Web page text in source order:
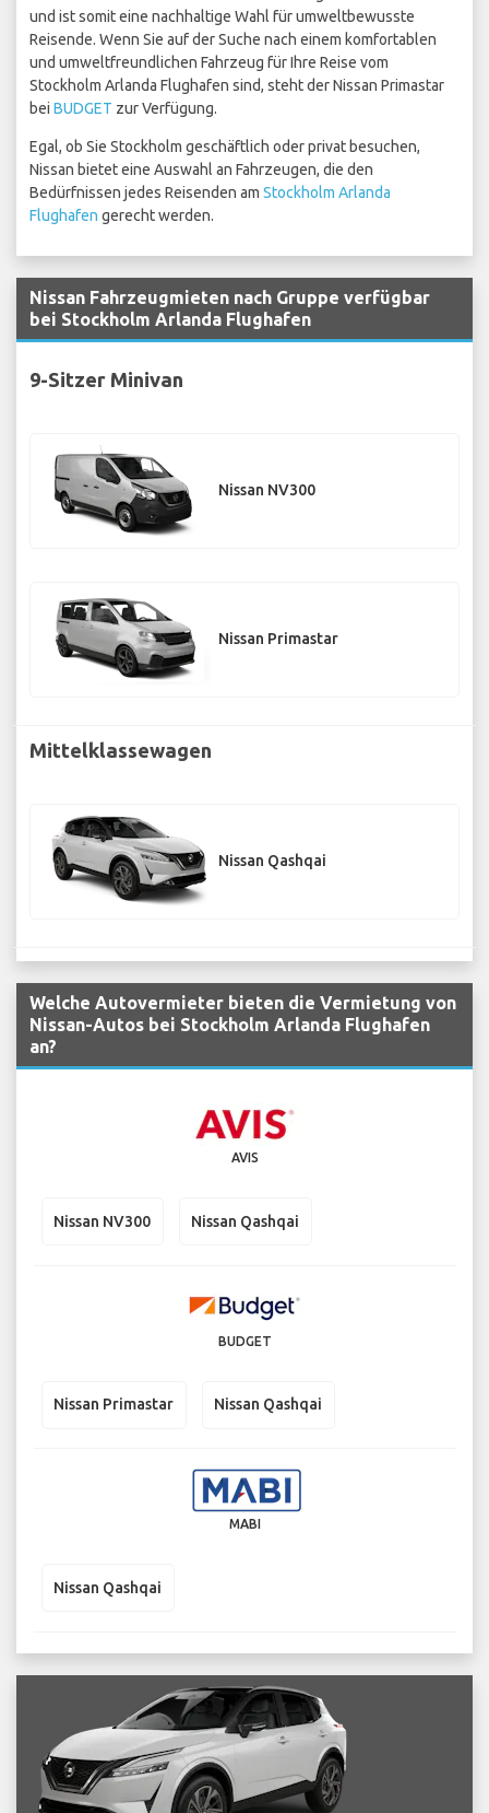
und ist somit eine nachhaltige Wahl für umweltbewusste
Reisende. Wenn Sie auf der Suche nach einem komfortablen
und umweltfreundlichen Fahrzeug für Ihre Reise vom
Stockholm Arlanda Flughafen sind, steht der Nissan Primastar
bei BUDGET zur Verfügung.
Egal, ob Sie Stockholm geschäftlich oder privat besuchen,
Nissan bietet eine Auswahl an Fahrzeugen, die den
Bedürfnissen jedes Reisenden am Stockholm Arlanda
Flughafen gerecht werden.
Nissan Fahrzeugmieten nach Gruppe verfügbar
bei Stockholm Arlanda Flughafen
9-Sitzer Minivan
Nissan NV300
Nissan Primastar
Mittelklassewagen
Nissan Qashqai
Welche Autovermieter bieten die Vermietung von
Nissan-Autos bei Stockholm Arlanda Flughafen
an?
AVIS
Nissan NV300 Nissan Qashqai
BUDGET
Nissan Primastar Nissan Qashqai
MABI
Nissan Qashqai